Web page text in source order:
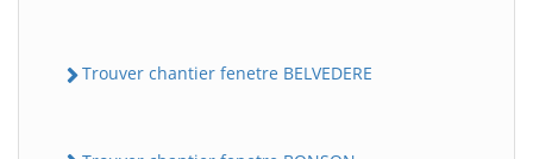
Trouver chantier fenetre BELVEDERE